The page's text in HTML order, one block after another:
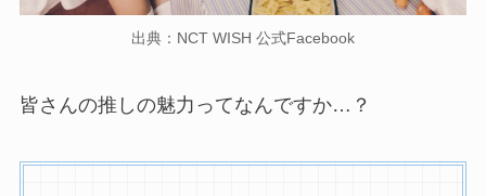
出典：NCT WISH 公式Facebook
皆さんの推しの魅力ってなんですか…？